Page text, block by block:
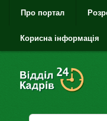
Про портал
Корисна інформація